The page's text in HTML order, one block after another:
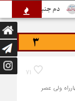
جنبانک ابلق
71
ولی عصر